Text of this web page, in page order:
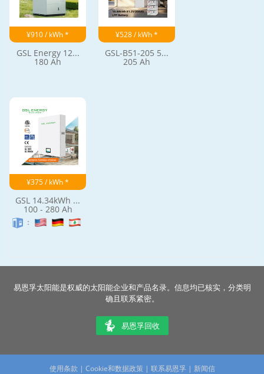
¥910 / kWh *
GSL Energy 12...
180 Ah
¥528 / kWh *
GSL-B51-205 5...
205 Ah
¥375 / kWh *
GSL 14.34kWh ...
100 - 280 Ah
：
易恩孚太阳能是权威的太阳能企业和产品名录。信息均已核实，分类明
确且联系紧密。
易恩孚回收
使用条款 | Cookie和数据政策| 联系易恩孚 | 新闻信